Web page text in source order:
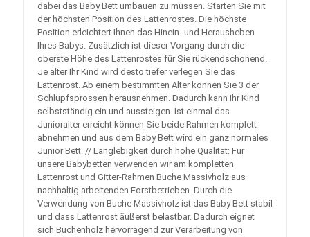
dabei das Baby Bett umbauen zu müssen. Starten Sie mit
der höchsten Position des Lattenrostes. Die höchste
Position erleichtert Ihnen das Hinein- und Herausheben
Ihres Babys. Zusätzlich ist dieser Vorgang durch die
oberste Höhe des Lattenrostes für Sie rückendschonend.
Je älter Ihr Kind wird desto tiefer verlegen Sie das
Lattenrost. Ab einem bestimmten Alter können Sie 3 der
Schlupfsprossen herausnehmen. Dadurch kann Ihr Kind
selbstständig ein und aussteigen. Ist einmal das
Junioralter erreicht können Sie beide Rahmen komplett
abnehmen und aus dem Baby Bett wird ein ganz normales
Junior Bett. // Langlebigkeit durch hohe Qualität: Für
unsere Babybetten verwenden wir am kompletten
Lattenrost und Gitter-Rahmen Buche Massivholz aus
nachhaltig arbeitenden Forstbetrieben. Durch die
Verwendung von Buche Massivholz ist das Baby Bett stabil
und dass Lattenrost äußerst belastbar. Dadurch eignet
sich Buchenholz hervorragend zur Verarbeitung von